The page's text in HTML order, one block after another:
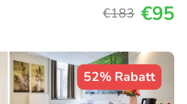
€183 €95
52% Rabatt